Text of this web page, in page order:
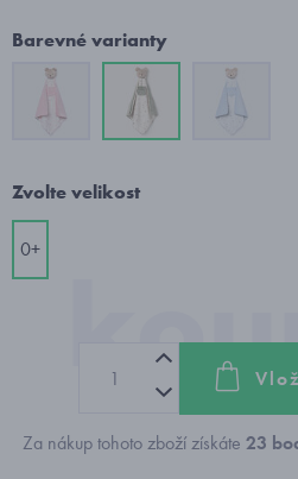
Barevné varianty
Zvolte velikost
0+
Za nákup tohoto zboží získáte 23